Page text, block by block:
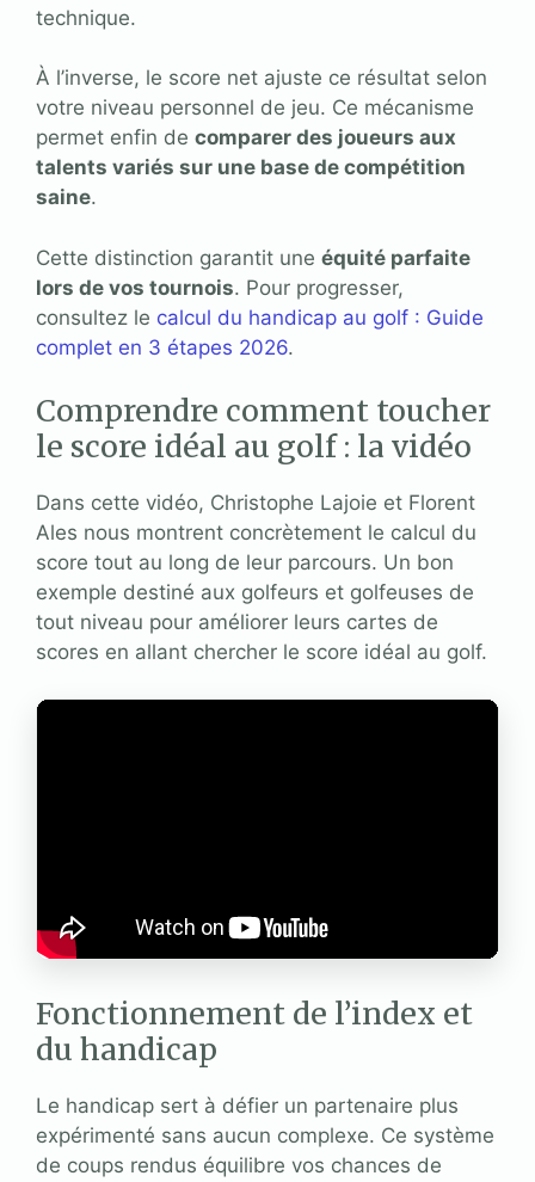
technique.
À l’inverse, le score net ajuste ce résultat selon
votre niveau personnel de jeu. Ce mécanisme
permet enfin de comparer des joueurs aux
talents variés sur une base de compétition
saine.
Cette distinction garantit une équité parfaite
lors de vos tournois. Pour progresser,
consultez le calcul du handicap au golf : Guide
complet en 3 étapes 2026.
Comprendre comment toucher
le score idéal au golf : la vidéo
Dans cette vidéo, Christophe Lajoie et Florent
Ales nous montrent concrètement le calcul du
score tout au long de leur parcours. Un bon
exemple destiné aux golfeurs et golfeuses de
tout niveau pour améliorer leurs cartes de
scores en allant chercher le score idéal au golf.
Fonctionnement de l’index et
du handicap
Le handicap sert à défier un partenaire plus
expérimenté sans aucun complexe. Ce système
de coups rendus équilibre vos chances de